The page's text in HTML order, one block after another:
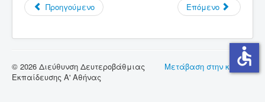
Προηγούμενο Επόμενο
Μετάβαση στην κορυφή
© 2026 Διεύθυνση Δευτεροβάθμιας
Εκπαίδευσης Α' Αθήνας
accessible